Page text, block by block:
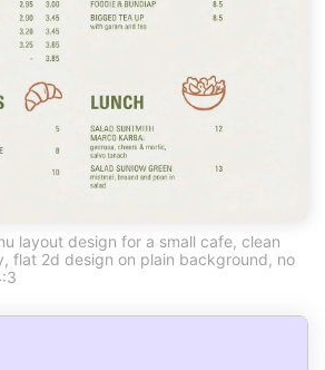
layout design for a small cafe, clean
flat 2d design on plain background, no